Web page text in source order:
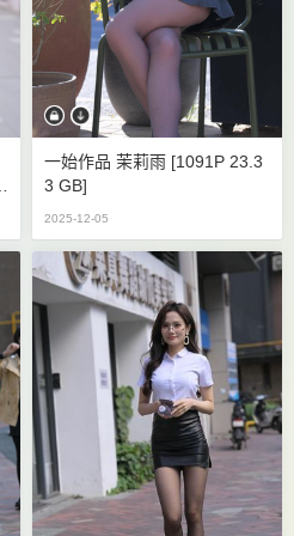
一始作品 茉莉雨 [1091P 23.3
3 GB]
2025-12-05